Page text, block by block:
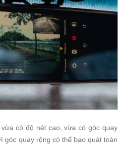
có độ nét cao, vừa có góc quay
góc quay rộng có thể bao quát toàn